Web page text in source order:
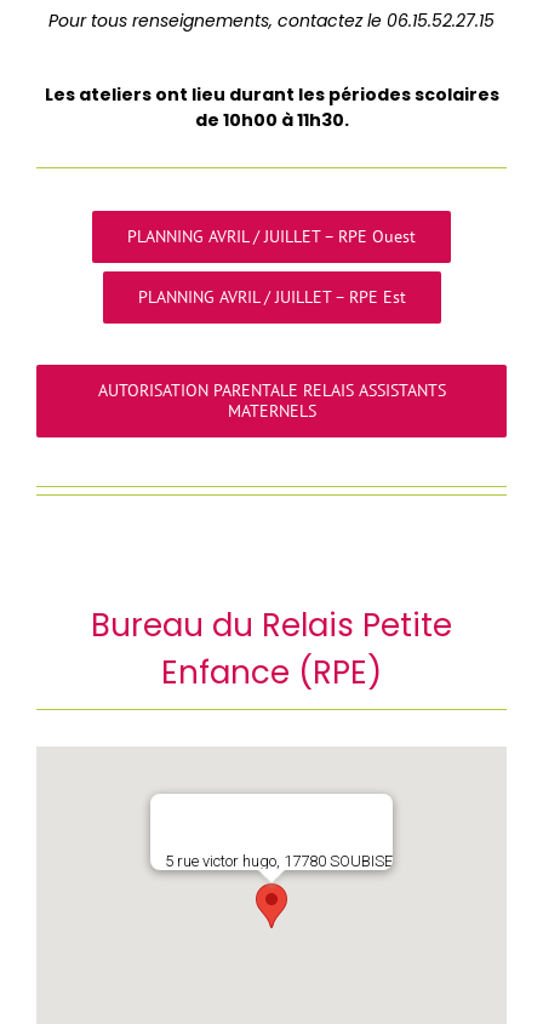
Pour tous renseignements, contactez le 06.15.52.27.15
Les ateliers ont lieu durant les périodes scolaires
de 10h00 à 11h30.
PLANNING AVRIL / JUILLET – RPE Ouest
PLANNING AVRIL / JUILLET – RPE Est
AUTORISATION PARENTALE RELAIS ASSISTANTS
MATERNELS
Bureau du Relais Petite
Enfance (RPE)
5 rue victor hugo, 17780 SOUBISE